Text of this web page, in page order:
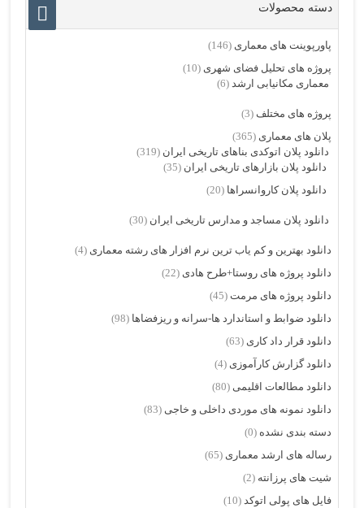
دسته محصولات
پاورپوینت های معماری (146)
پروژه های تحلیل فضای شهری (10)
معماری مکانیابی ارشد (6)
پروژه های مختلف (3)
پلان های معماری (365)
دانلود پلان اتوکدی بناهای تاریخی ایران (319)
دانلود پلان بازارهای تاریخی ایران (35)
دانلود پلان کاروانسراها (20)
دانلود پلان مساجد و مدارس تاریخی ایران (30)
دانلود بهترین و کم یاب ترین نرم افزار های رشته معماری (4)
دانلود پروژه های روستا+طرح هادی (22)
دانلود پروژه های مرمت (45)
دانلود ضوابط و استاندارد ها-سرانه و ریزفضاها (98)
دانلود قرار داد کاری (63)
دانلود گزارش کارآموزی (4)
دانلود مطالعات اقلیمی (80)
دانلود نمونه های موردی داخلی و خاجی (83)
دسته بندی نشده (0)
رساله های ارشد معماری (65)
شیت های پرزانته (2)
فایل های پولی اتوکد (10)